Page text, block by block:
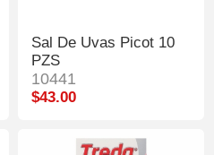
Sal De Uvas Picot 10
PZS
10441
$43.00